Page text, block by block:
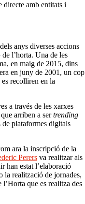
directe amb entitats i
anys diverses accions
l’horta. Una de les
en maig de 2015, dins
en juny de 2001, un cop
recolliren en la
a través de les xarxes
arriben a sertrending
plataformes digitals
ara la inscripció de la
Perers va realitzar als
han estat l’elaboració
la realització de jornades,
que es realitza des